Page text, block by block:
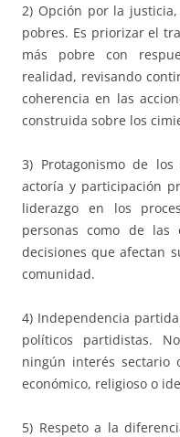
2) Opción por la
pobres. Es priorizar el
más pobre con
realidad, revisando
coherencia en las
construida sobre los
3) Protagonismo de los
actoría y participación
liderazgo en los
personas como de las
decisiones que afectan
comunidad.
4) Independencia
políticos partidistas.
ningún interés sectario
económico, religioso o
5) Respeto a la